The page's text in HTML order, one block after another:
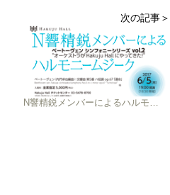
次の記事＞
N響精鋭メンバーによるハルモニームジーク ベートーヴェン シンフォニーシリーズ vol.2